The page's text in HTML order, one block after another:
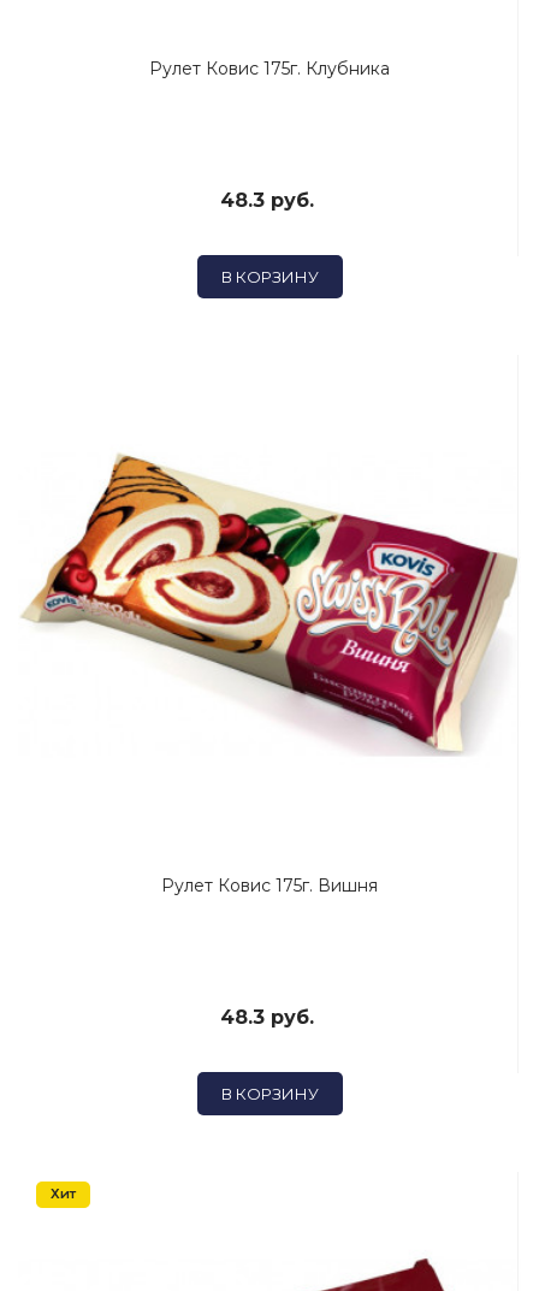
Рулет Ковис 175г. Клубника
48.3 руб.
В КОРЗИНУ
Рулет Ковис 175г. Вишня
48.3 руб.
В КОРЗИНУ
Хит